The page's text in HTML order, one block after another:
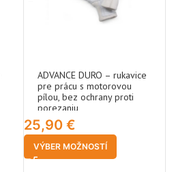
ADVANCE DURO – rukavice
pre prácu s motorovou
pílou, bez ochrany proti
porezaniu
25,90 €
VÝBER MOŽNOSTÍ